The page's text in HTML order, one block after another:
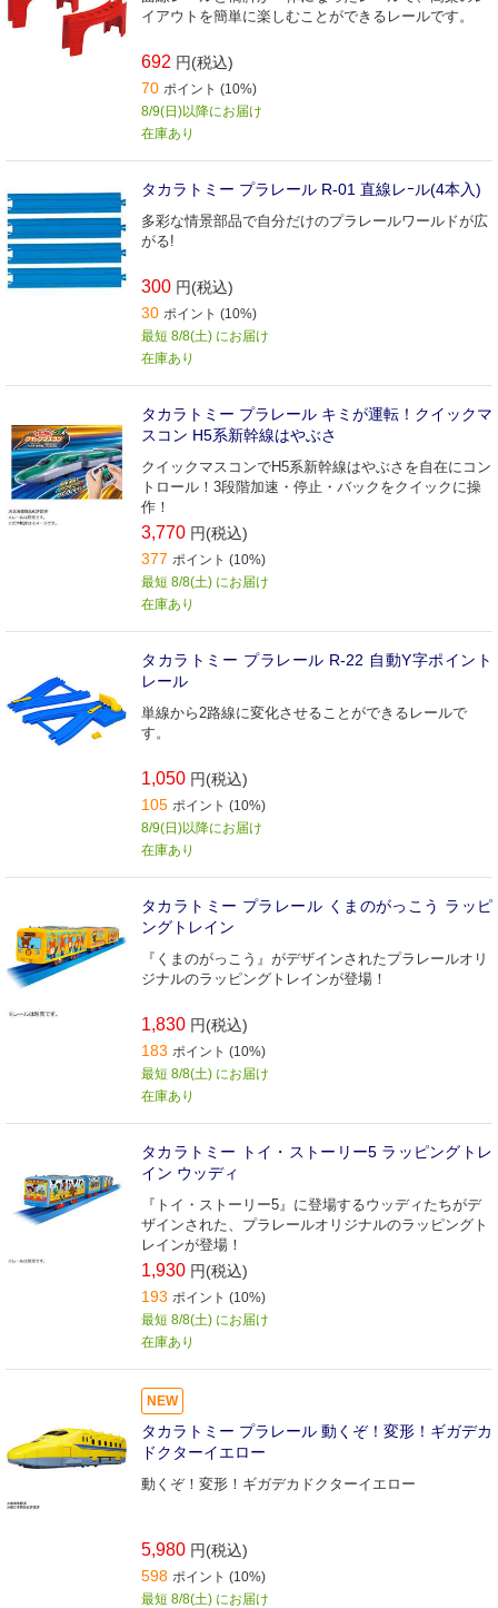
イアウトを簡単に楽しむことができるレールです。
692 円(税込)
70 ポイント (10%)
8/9(日)以降にお届け
在庫あり
タカラトミー プラレール R-01 直線レｰル(4本入)
多彩な情景部品で自分だけのプラレールワールドが広
がる!
300 円(税込)
30 ポイント (10%)
最短 8/8(土) にお届け
在庫あり
タカラトミー プラレール キミが運転！クイックマ
スコン H5系新幹線はやぶさ
クイックマスコンでH5系新幹線はやぶさを自在にコン
トロール！3段階加速・停止・バックをクイックに操
作！
3,770 円(税込)
377 ポイント (10%)
最短 8/8(土) にお届け
在庫あり
タカラトミー プラレール R-22 自動Y字ポイント
レール
単線から2路線に変化させることができるレールで
す。
1,050 円(税込)
105 ポイント (10%)
8/9(日)以降にお届け
在庫あり
タカラトミー プラレール くまのがっこう ラッピ
ングトレイン
『くまのがっこう』がデザインされたプラレールオリ
ジナルのラッピングトレインが登場！
1,830 円(税込)
183 ポイント (10%)
最短 8/8(土) にお届け
在庫あり
タカラトミー トイ・ストーリー5 ラッピングトレ
イン ウッディ
『トイ・ストーリー5』に登場するウッディたちがデ
ザインされた、プラレールオリジナルのラッピングト
レインが登場！
1,930 円(税込)
193 ポイント (10%)
最短 8/8(土) にお届け
在庫あり
NEW
タカラトミー プラレール 動くぞ！変形！ギガデカ
ドクターイエロー
動くぞ！変形！ギガデカドクターイエロー
5,980 円(税込)
598 ポイント (10%)
最短 8/8(土) にお届け